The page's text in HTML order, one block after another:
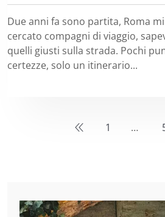
Due anni fa sono partita, Roma
cercato compagni di viaggio,
quelli giusti sulla strada. Pochi
certezze, solo un itinerario...
1 …